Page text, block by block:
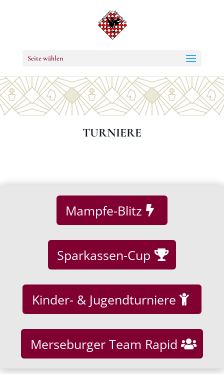
Seite wählen
TURNIERE
Mampfe-Blitz
Sparkassen-Cup
Kinder- & Jugendturniere
Merseburger Team Rapid